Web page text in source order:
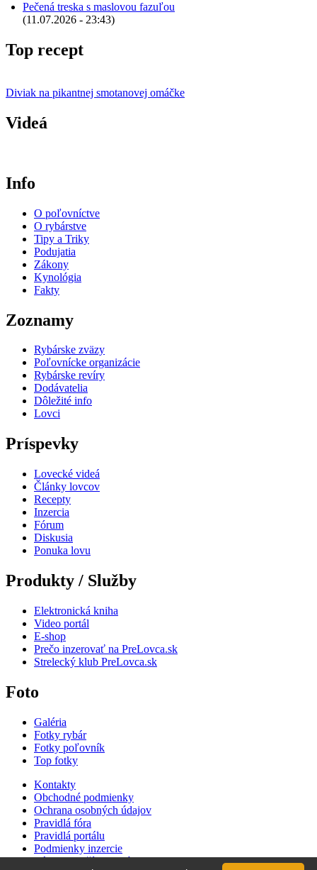
Pečená treska s maslovou fazuľou
(11.07.2026 - 23:43)
Top recept
Diviak na pikantnej smotanovej omáčke
Videá
Info
O poľovníctve
O rybárstve
Tipy a Triky
Podujatia
Zákony
Kynológia
Fakty
Zoznamy
Rybárske zväzy
Poľovnícke organizácie
Rybárske revíry
Dodávatelia
Dôležité info
Lovci
Príspevky
Lovecké videá
Články lovcov
Recepty
Inzercia
Fórum
Diskusia
Ponuka lovu
Produkty / Služby
Elektronická kniha
Video portál
E-shop
Prečo inzerovať na PreLovca.sk
Strelecký klub PreLovca.sk
Foto
Galéria
Fotky rybár
Fotky poľovník
Top fotky
Kontakty
Obchodné podmienky
Ochrana osobných údajov
Pravidlá fóra
Pravidlá portálu
Podmienky inzercie
Zásady používania súborov cookie